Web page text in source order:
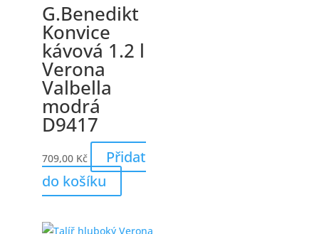
G.Benedikt
Konvice
kávová 1.2 l
Verona
Valbella
modrá
D9417
709,00 Kč
Přidat
do košíku